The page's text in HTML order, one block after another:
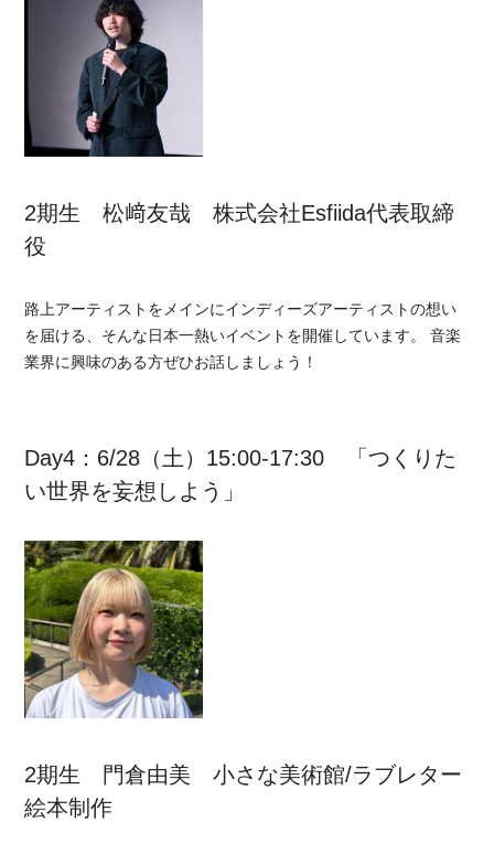
2期生 松﨑友哉 株式会社Esfiida代表取締
役
路上アーティストをメインにインディーズアーティストの想い
を届ける、そんな日本一熱いイベントを開催しています。 音楽
業界に興味のある方ぜひお話しましょう！
Day4：6/28（土）15:00-17:30 「つくりた
い世界を妄想しよう」
2期生 門倉由美 小さな美術館/ラブレター
絵本制作